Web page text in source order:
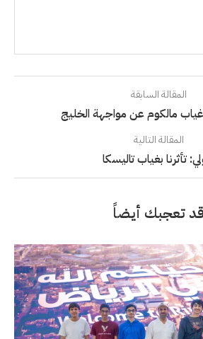
المقالة السابقة
غياب مالكوم عن مواجهة الخليج
المقالة التالية
تأثرنا بغياب تاليسكا
قد تعجبك أيضاً